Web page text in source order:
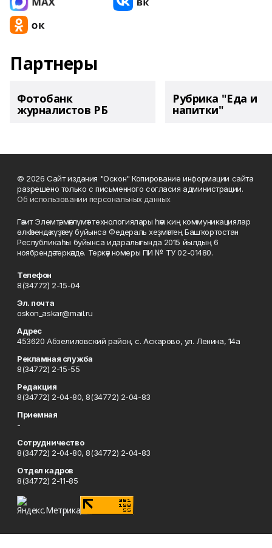
Партнеры
Фотобанк
журналистов РБ
Рубрика "Еда и
напитки"
© 2026 Сайт издания "Оскон" Копирование информации сайта
разрешено только с письменного согласия администрации.
Об использовании персональных данных
Гәзит Элемтә, мәғлүмәт технологиялары һәм киң коммуникациялар
өлкәһендә күҙәтеү буйынса Федераль хеҙмәттең Башҡортостан
Республикаһы буйынса идаралығында 2015 йылдың 6
ноябрендә теркәлде. Теркәү номеры ПИ № ТУ 02-01480.
Телефон
8(34772) 2-15-04
Эл. почта
oskon_askar@mail.ru
Адрес
453620 Абзелиловский район, с. Аскарово, ул. Ленина, 14а
Рекламная служба
8(34772) 2-15-55
Редакция
8(34772) 2-04-80, 8(34772) 2-04-83
Приемная
-
Сотрудничество
8(34772) 2-04-80, 8(34772) 2-04-83
Отдел кадров
8(34772) 2-11-85